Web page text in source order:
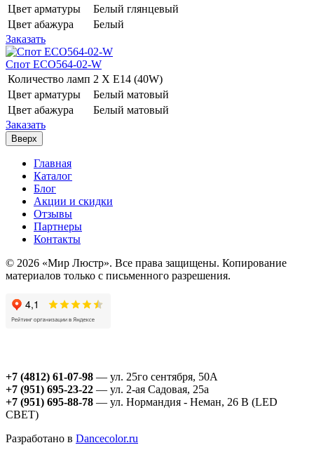
Цвет арматуры
Белый глянцевый
Цвет абажура
Белый
Заказать
Спот ECO564-02-W
Количество ламп 2 Х E14 (40W)
Цвет арматуры
Белый матовый
Цвет абажура
Белый матовый
Заказать
Вверх
Главная
Каталог
Блог
Акции и скидки
Отзывы
Партнеры
Контакты
© 2026 «Мир Люстр». Все права защищены. Копирование
материалов только с письменного разрешения.
+7 (4812) 61-07-98 — ул. 25го сентября, 50А
+7 (951) 695-23-22 — ул. 2-ая Садовая, 25а
+7 (951) 695-88-78 — ул. Нормандия - Неман, 26 В (LED
СВЕТ)
Разработано в Dancecolor.ru